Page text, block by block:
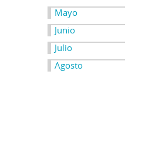
Mayo
Junio
Julio
Agosto